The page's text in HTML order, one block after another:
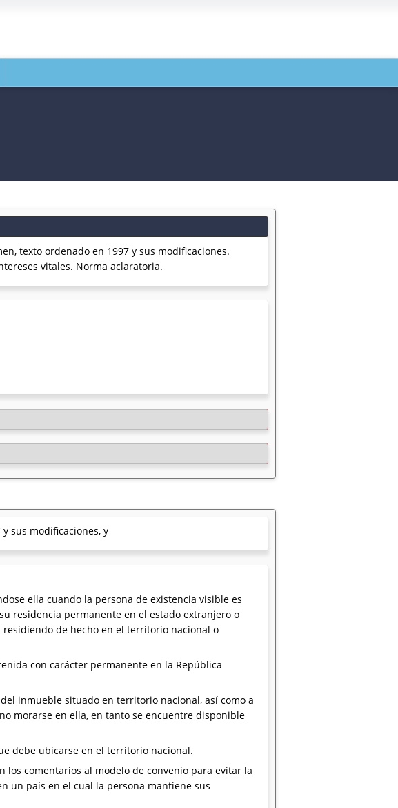
texto ordenado en 1997 y sus modificaciones.
vitales. Norma aclaratoria.
sus modificaciones, y
ella cuando la persona de existencia visible es
residencia permanente en el estado extranjero o
de hecho en el territorio nacional o
con carácter permanente en la República
inmueble situado en territorio nacional, así como a
morarse en ella, en tanto se encuentre disponible
debe ubicarse en el territorio nacional.
los comentarios al modelo de convenio para evitar la
un país en el cual la persona mantiene sus